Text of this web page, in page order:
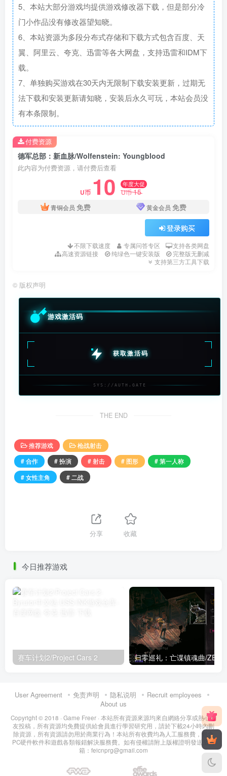
5、本站大部分游戏均提供游戏修改器下载，但是部分冷
门小作品没有修改器望知晓。
6、本站资源为多段分布式存储和下载方式包含百度、天
翼、阿里云、夸克、迅雷等各大网盘，支持迅雷和IDM下
载。
7、单独购买游戏在30天内无限制下载安装更新，过期无
法下载和安装更新请知晓，安装后永久可玩，本站会员没
有本条限制。
德军总部：新血脉/Wolfenstein: Youngblood
此内容为付费资源，请付费后查看
U币 10 年度大促
U币15
青铜会员 免费 黄金会员 免费
登录购买
不限下载速度 专属问答专区
支持各类网盘
高速资源链接
纯绿色一键安装版
完整版无删减
支持第三方工具下载
付费资源
© 版权声明
游戏激活码
获取激活码
SYS://AUTH.GATE
THE END
推荐游戏
枪战射击
# 合作
# 扮演 # 射击 # 图形
# 第一人称
# 女性主角
# 二战
分享 收藏
今日推荐游戏
赛车计划2/Project Cars 2
User Agreement 免责声明 隐私说明
Recruit employees
About us
Copyright © 2018 · Game Freer · 本站所有資源來源均來自網絡分享或熱心網
友投稿，所有資源均免費提供給會員進行學習研究用，請於下載24小時內刪
除資源，所有資源請勿用於商業行為！本站所有收費均為人工服務費，包含
PC硬件軟件和遊戲各類報錯解決服務費。如有侵權請附上版權證明發送至郵
箱：feicnprg@gmail.com